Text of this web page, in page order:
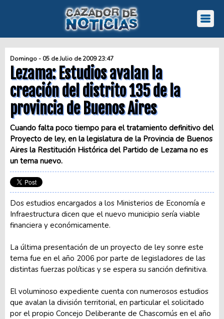
Domingo - 05 de Julio de 2009 23:47
Lezama: Estudios avalan la
creación del distrito 135 de la
provincia de Buenos Aires
Cuando falta poco tiempo para el tratamiento definitivo del
Proyecto de ley, en la legislatura de la Provincia de Buenos
Aires la Restitución Histórica del Partido de Lezama no es
un tema nuevo.
Dos estudios encargados a los Ministerios de Economía e
Infraestructura dicen que el nuevo municipio sería viable
financiera y económicamente.
La última presentación de un proyecto de ley sonre este
tema fue en el año 2006 por parte de legisladores de las
distintas fuerzas políticas y se espera su sanción definitiva.
El voluminoso expediente cuenta con numerosos estudios
que avalan la división territorial, en particular el solicitado
por el propio Concejo Deliberante de Chascomús en el año